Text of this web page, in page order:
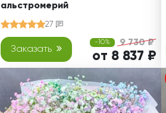
альстромерий
27
Заказать
-10% 9 730 ₽
от 8 837 ₽